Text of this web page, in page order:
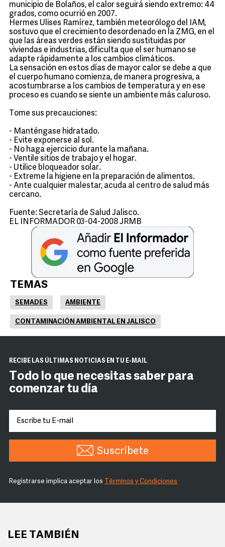
municipio de Bolaños, el calor seguirá siendo extremo: 44
grados, como ocurrió en 2007.
Hermes Ulises Ramírez, también meteorólogo del IAM,
sostuvo que el crecimiento desordenado en la ZMG, en el
que las áreas verdes están siendo sustituidas por
viviendas e industrias, dificulta que el ser humano se
adapte rápidamente a los cambios climáticos.
La sensación en estos días de mayor calor se debe a que
el cuerpo humano comienza, de manera progresiva, a
acostumbrarse a los cambios de temperatura y en ese
proceso es cuando se siente un ambiente más caluroso.
Tome sus precauciones:
- Manténgase hidratado.
- Evite exponerse al sol.
- No haga ejercicio durante la mañana.
- Ventile sitios de trabajo y el hogar.
- Utilice bloqueador solar.
- Extreme la higiene en la preparación de alimentos.
- Ante cualquier malestar, acuda al centro de salud más
cercano.
Fuente: Secretaría de Salud Jalisco.
EL INFORMADOR 03-04-2008 JRMB
TEMAS
SEMADES AMBIENTE
CONTAMINACIÓN AMBIENTAL EN JALISCO
RECIBE LAS ÚLTIMAS NOTICIAS EN TU E-MAIL
Todo lo que necesitas saber para
comenzar tu día
Suscríbete
Registrarse implica aceptar los Términos y Condiciones
LEE TAMBIÉN